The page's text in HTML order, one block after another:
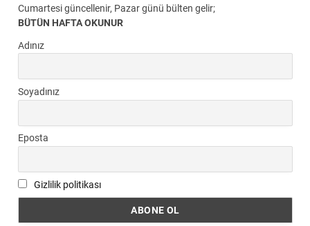
Cumartesi güncellenir, Pazar günü bülten gelir;
BÜTÜN HAFTA OKUNUR
Adınız
Soyadınız
Eposta
Gizlilik politikası